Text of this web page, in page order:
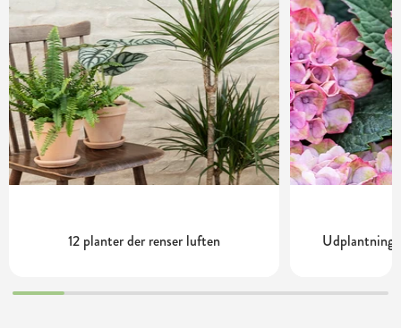
12 planter der renser luften Udplantning